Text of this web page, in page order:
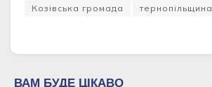
Козівська громада тернопільщина